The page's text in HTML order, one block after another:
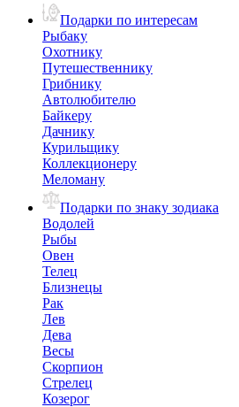
Подарки по интересам
Рыбаку
Охотнику
Путешественнику
Грибнику
Автолюбителю
Байкеру
Дачнику
Курильщику
Коллекционеру
Меломану
Подарки по знаку зодиака
Водолей
Рыбы
Овен
Телец
Близнецы
Рак
Лев
Дева
Весы
Скорпион
Стрелец
Козерог